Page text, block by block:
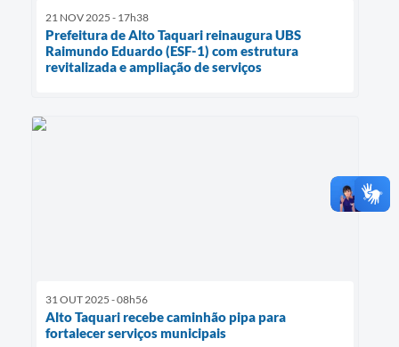
21 NOV 2025 - 17h38
Prefeitura de Alto Taquari reinaugura UBS
Raimundo Eduardo (ESF-1) com estrutura
revitalizada e ampliação de serviços
31 OUT 2025 - 08h56
Alto Taquari recebe caminhão pipa para
fortalecer serviços municipais